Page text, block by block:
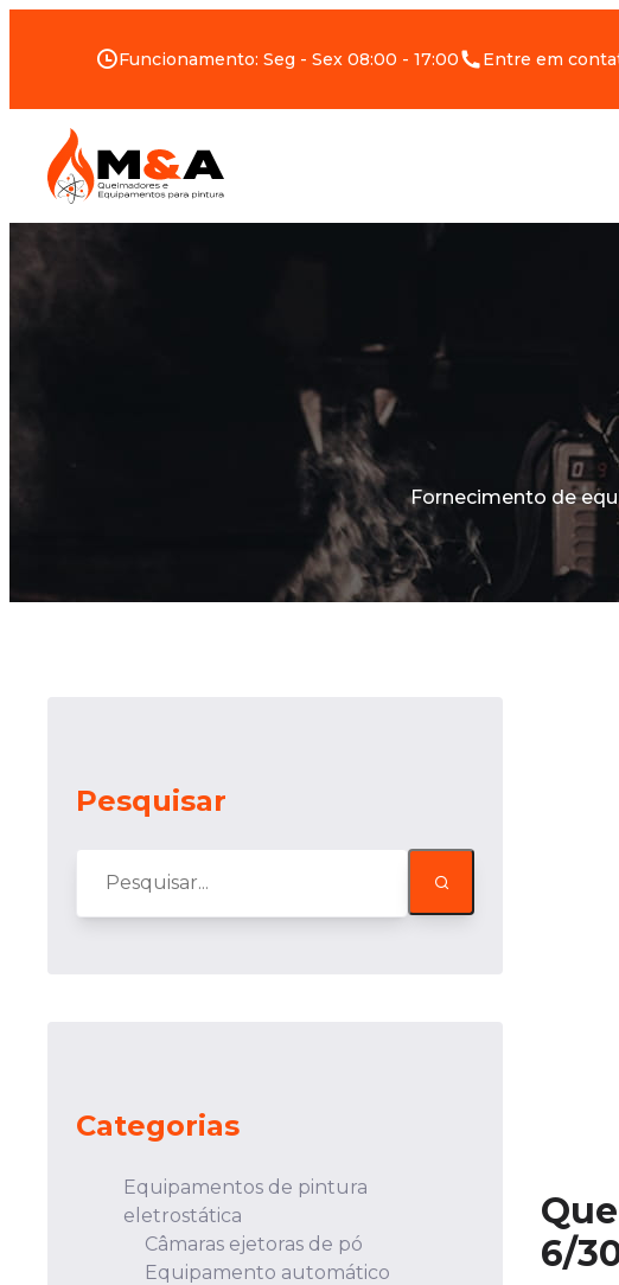
Funcionamento: Seg - Sex 08:00 - 17:00 Entre em
Fornecimento de
Pesquisar
Categorias
Equipamentos de pintura
eletrostática
Câmaras ejetoras de pó
Equipamento automático
6/